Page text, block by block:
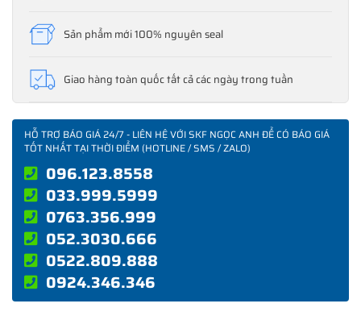
Sản phẩm mới 100% nguyên seal
Giao hàng toàn quốc tất cả các ngày trong tuần
HỖ TRỢ BÁO GIÁ 24/7 - LIÊN HỆ VỚI SKF NGỌC ANH ĐỂ CÓ BÁO GIÁ
TỐT NHẤT TẠI THỜI ĐIỂM (HOTLINE / SMS / ZALO)
096.123.8558
033.999.5999
0763.356.999
052.3030.666
0522.809.888
0924.346.346